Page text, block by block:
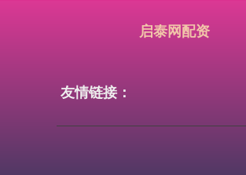
启泰网配资
友情链接：